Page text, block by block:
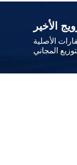
الأصلية